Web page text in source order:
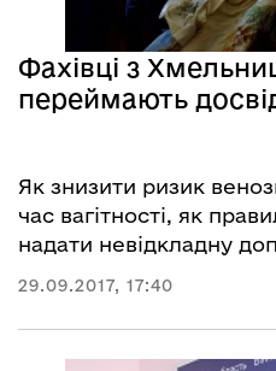
Фахівці з
переймають
Як знизити ризик
час вагітності, як
надати невідкладну
29.09.2017, 17:40